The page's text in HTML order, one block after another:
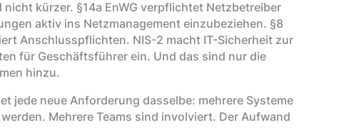
kürzer. §14a EnWG verpflichtet Netzbetreiber
aktiv ins Netzmanagement einzubeziehen. §8
Anschlusspflichten. NIS-2 macht IT-Sicherheit zur
für Geschäftsführer ein. Und das sind nur die
hinzu.
jede neue Anforderung dasselbe: mehrere Systeme
Mehrere Teams sind involviert. Der Aufwand